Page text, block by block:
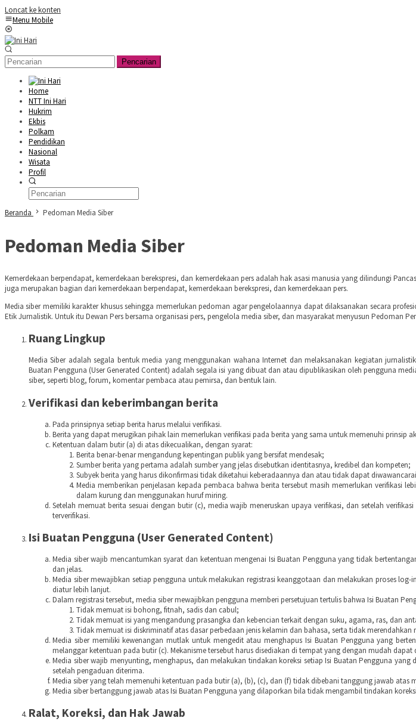
Loncat ke konten
Menu Mobile
Pencarian
Home
NTT Ini Hari
Hukrim
Ekbis
Polkam
Pendidikan
Nasional
Wisata
Profil
Beranda Pedoman Media Siber
Pedoman Media Siber
Kemerdekaan berpendapat, kemerdekaan berekspresi, dan kemerdekaan pers adalah hak asasi manusia yang dilindungi
juga merupakan bagian dari kemerdekaan berpendapat, kemerdekaan berekspresi, dan kemerdekaan pers.
Media siber memiliki karakter khusus sehingga memerlukan pedoman agar pengelolaannya dapat dilaksanakan secara
Etik Jurnalistik. Untuk itu Dewan Pers bersama organisasi pers, pengelola media siber, dan masyarakat menyusun Pedoman
Ruang Lingkup
Media Siber adalah segala bentuk media yang menggunakan wahana Internet dan melaksanakan kegiatan
Buatan Pengguna (User Generated Content) adalah segala isi yang dibuat dan atau dipublikasikan oleh pengguna
siber, seperti blog, forum, komentar pembaca atau pemirsa, dan bentuk lain.
Verifikasi dan keberimbangan berita
Pada prinsipnya setiap berita harus melalui verifikasi.
Berita yang dapat merugikan pihak lain memerlukan verifikasi pada berita yang sama untuk memenuhi prinsip
Ketentuan dalam butir (a) di atas dikecualikan, dengan syarat:
Berita benar-benar mengandung kepentingan publik yang bersifat mendesak;
Sumber berita yang pertama adalah sumber yang jelas disebutkan identitasnya, kredibel dan kompeten;
Subyek berita yang harus dikonfirmasi tidak diketahui keberadaannya dan atau tidak dapat
Media memberikan penjelasan kepada pembaca bahwa berita tersebut masih memerlukan verifikasi
dalam kurung dan menggunakan huruf miring.
Setelah memuat berita sesuai dengan butir (c), media wajib meneruskan upaya verifikasi, dan setelah
terverifikasi.
Isi Buatan Pengguna (User Generated Content)
Media siber wajib mencantumkan syarat dan ketentuan mengenai Isi Buatan Pengguna yang tidak
dan jelas.
Media siber mewajibkan setiap pengguna untuk melakukan registrasi keanggotaan dan melakukan proses
diatur lebih lanjut.
Dalam registrasi tersebut, media siber mewajibkan pengguna memberi persetujuan tertulis bahwa Isi Buatan
Tidak memuat isi bohong, fitnah, sadis dan cabul;
Tidak memuat isi yang mengandung prasangka dan kebencian terkait dengan suku, agama, ras, dan
Tidak memuat isi diskriminatif atas dasar perbedaan jenis kelamin dan bahasa, serta tidak
Media siber memiliki kewenangan mutlak untuk mengedit atau menghapus Isi Buatan Pengguna yang
melanggar ketentuan pada butir (c). Mekanisme tersebut harus disediakan di tempat yang dengan mudah dapat
Media siber wajib menyunting, menghapus, dan melakukan tindakan koreksi setiap Isi Buatan Pengguna
setelah pengaduan diterima.
Media siber yang telah memenuhi ketentuan pada butir (a), (b), (c), dan (f) tidak dibebani tanggung jawab
Media siber bertanggung jawab atas Isi Buatan Pengguna yang dilaporkan bila tidak mengambil tindakan
Ralat, Koreksi, dan Hak Jawab